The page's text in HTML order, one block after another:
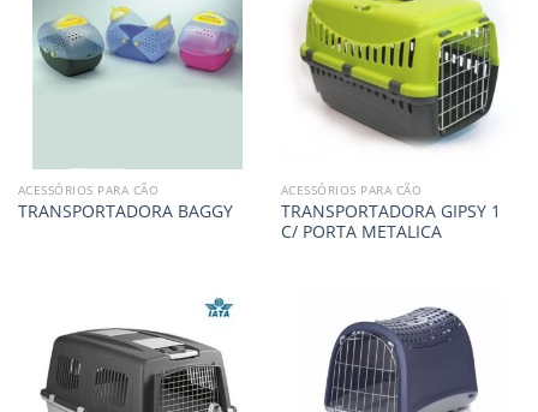
ACESSÓRIOS PARA CÃO
TRANSPORTADORA BAGGY
ACESSÓRIOS PARA CÃO
TRANSPORTADORA GIPSY 1
C/ PORTA METALICA